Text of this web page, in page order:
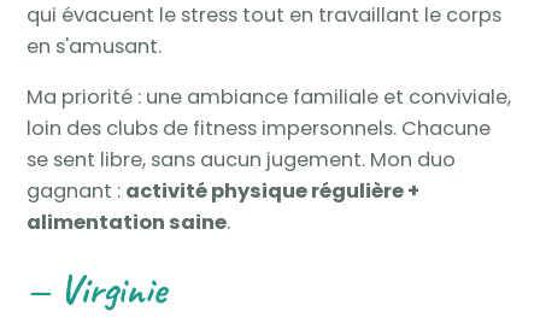
qui évacuent le stress tout en travaillant le corps
en s'amusant.
Ma priorité : une ambiance familiale et conviviale,
loin des clubs de fitness impersonnels. Chacune
se sent libre, sans aucun jugement. Mon duo
gagnant : activité physique régulière +
alimentation saine.
— Virginie